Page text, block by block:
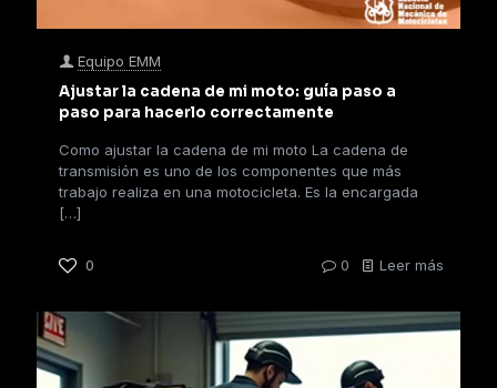
Equipo EMM
Ajustar la cadena de mi moto: guía paso a
paso para hacerlo correctamente
Como ajustar la cadena de mi moto La cadena de
transmisión es uno de los componentes que más
trabajo realiza en una motocicleta. Es la encargada
[…]
0 0 Leer más